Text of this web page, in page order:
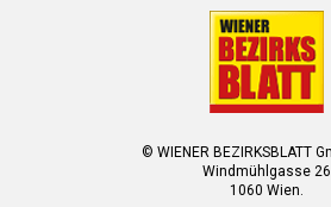
© WIENER BEZIRKSBLATT
Windmühlgasse 26
1060 Wien.